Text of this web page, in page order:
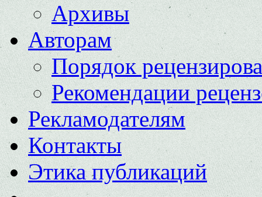
Архивы
Авторам
Порядок
Рекомендации
Рекламодателям
Контакты
Этика публикаций